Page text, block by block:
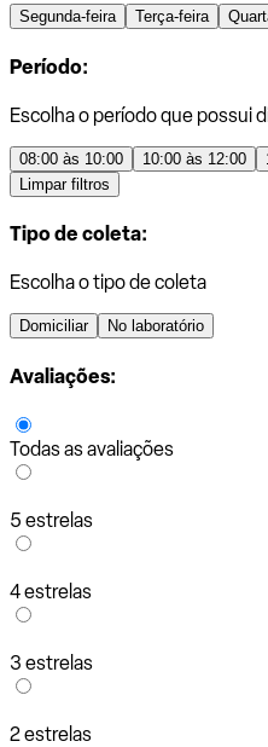
Segunda-feira Terça-feira
Período:
Escolha o período que possui
08:00 às 10:00 10:00 às 12:00
Limpar filtros
Tipo de coleta:
Escolha o tipo de coleta
Domiciliar No laboratório
Avaliações:
Todas as avaliações
5 estrelas
4 estrelas
3 estrelas
2 estrelas